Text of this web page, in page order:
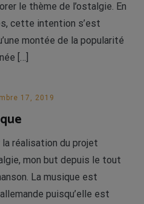
le thème de l’ostalgie. En
cette intention s’est
montée de la popularité
[…]
17, 2019
réalisation du projet
mon but depuis le tout
La musique est
puisqu’elle est